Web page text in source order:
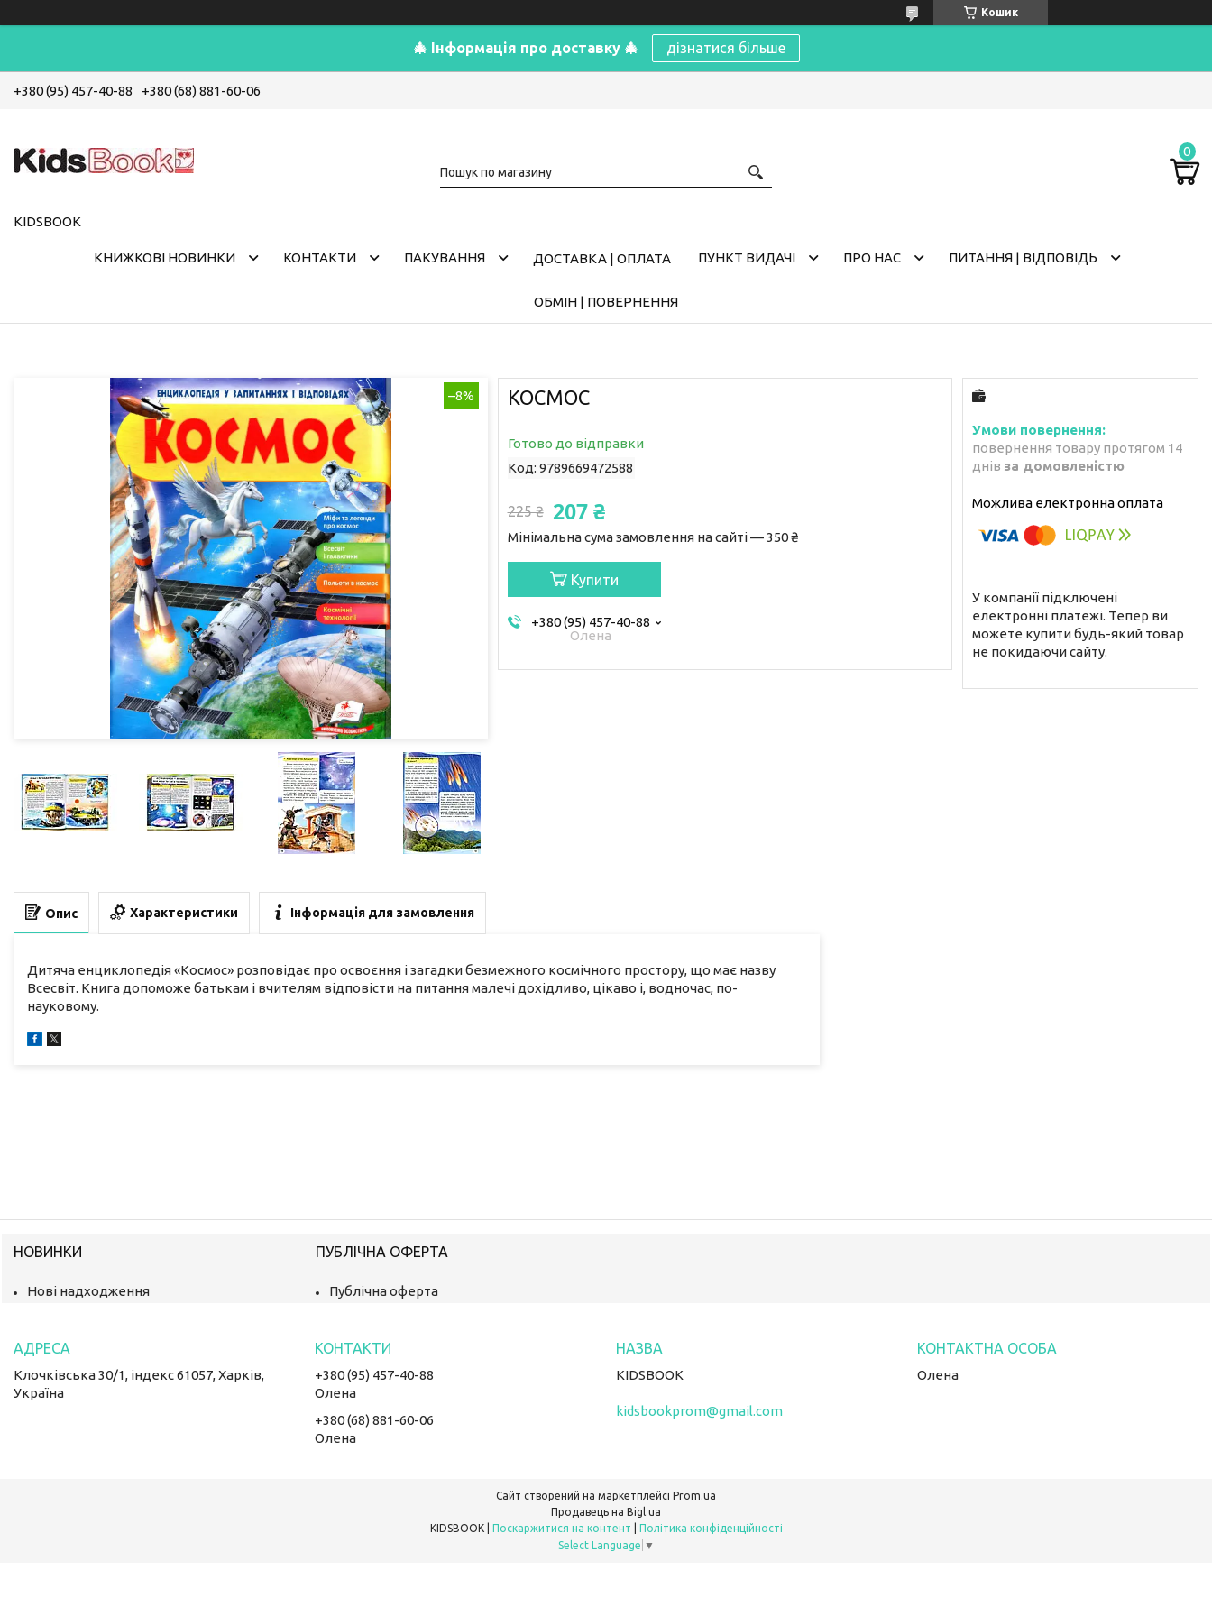
Кошик
🎄 Інформація про доставку 🎄 дізнатися більше
+380 (95) 457-40-88 +380 (68) 881-60-06
KIDSBOOK
КНИЖКОВІ НОВИНКИ КОНТАКТИ ПАКУВАННЯ ДОСТАВКА | ОПЛАТА ПУНКТ ВИДАЧІ ПРО НАС ПИТАННЯ | ВІДПОВІДЬ
ОБМІН | ПОВЕРНЕННЯ
–8% КОСМОС
Готово до відправки
Код: 9789669472588
225 ₴ 207 ₴
Мінімальна сума замовлення на сайті — 350 ₴
Купити
+380 (95) 457-40-88
Олена
повернення товару протягом 14
днів за домовленістю
У компанії підключені
електронні платежі. Тепер ви
можете купити будь-який товар
не покидаючи сайту.
Опис Характеристики Інформація для замовлення
Дитяча енциклопедія «Космос» розповідає про освоєння і загадки безмежного космічного простору, що має назву
Всесвіт. Книга допоможе батькам і вчителям відповісти на питання малечі дохідливо, цікаво і, водночас, по-
науковому.
НОВИНКИ
Нові надходження
ПУБЛІЧНА ОФЕРТА
Публічна оферта
Клочківська 30/1, індекс 61057, Харків,
Україна
+380 (95) 457-40-88
Олена
+380 (68) 881-60-06
Олена
KIDSBOOK
kidsbookprom@gmail.com
Олена
Сайт створений на маркетплейсі Prom.ua
Продавець на Bigl.ua
Поскаржитися на контент
Політика конфіденційності
Select Language ▼